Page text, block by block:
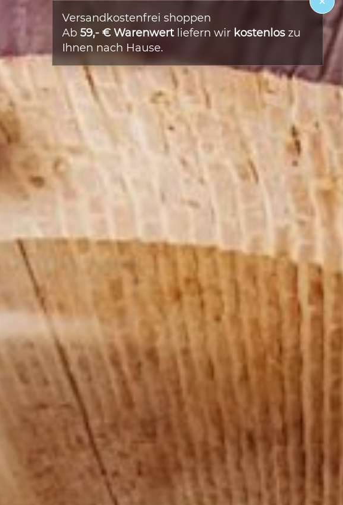
Versandkostenfrei shoppen
Ab59,- € Warenwertliefern wir kostenlos zu
Ihnen nach Hause.